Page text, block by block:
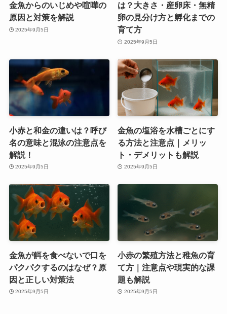
金魚からのいじめや喧嘩の
原因と対策を解説
2025年9月5日
は？大きさ・産卵床・無精
卵の見分け方と孵化までの
育て方
2025年9月5日
小赤と和金の違いは？呼び
名の意味と混泳の注意点を
解説！
2025年9月5日
金魚の塩浴を水槽ごとにす
る方法と注意点｜メリッ
ト・デメリットも解説
2025年9月5日
金魚が餌を食べないで口を
パクパクするのはなぜ？原
因と正しい対策法
2025年9月5日
小赤の繁殖方法と稚魚の育
て方｜注意点や現実的な課
題も解説
2025年9月5日